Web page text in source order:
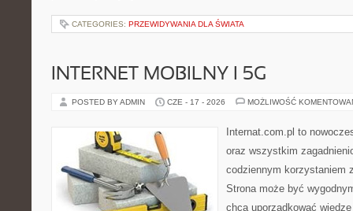
CATEGORIES: PRZEWIDYWANIA DLA ŚWIATA
INTERNET MOBILNY I 5G
POSTED BY ADMIN CZE - 17 - 2026 MOŻLIWOŚĆ
Internat.com.pl to
oraz wszystkim
codziennym korzystaniem
Strona może być
chcą uporządkować